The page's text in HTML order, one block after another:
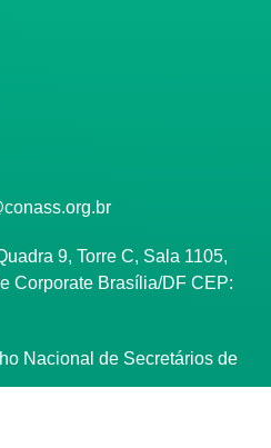
9, Torre C, Sala 1105,
Corporate Brasília/DF CEP:
Nacional de Secretários de